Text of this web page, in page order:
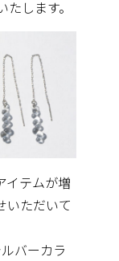
します。
イテムが増
いただいて
バーカラ